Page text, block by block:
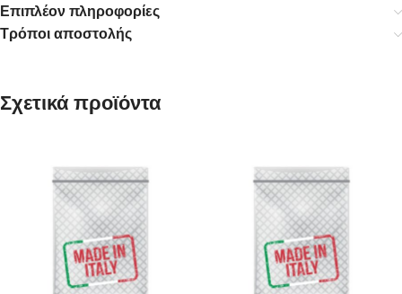
Επιπλέον πληροφορίες
Τρόποι αποστολής
Σχετικά προϊόντα